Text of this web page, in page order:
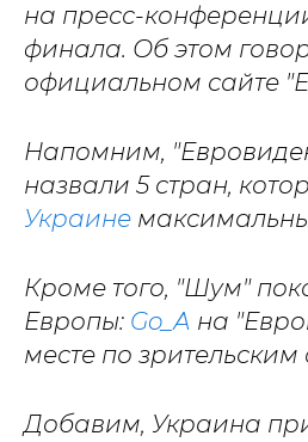
на пресс-
финала. Об этом
официальном сайте
Напомним,
назвали 5 стран,
Украине
Кроме того, "Шум"
Европы: Go_А на
месте по
Добавим, Украина